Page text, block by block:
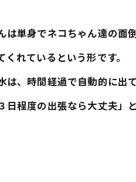
は単身でネコちゃん達の面
くれているという形です。
は、時間経過で自動的に出
日程度の出張なら大丈夫」